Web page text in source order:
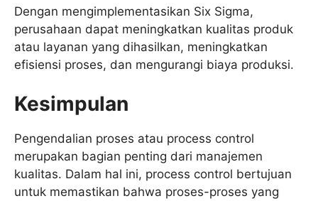
Dengan mengimplementasikan Six Sigma,
perusahaan dapat meningkatkan kualitas produk
atau layanan yang dihasilkan, meningkatkan
efisiensi proses, dan mengurangi biaya produksi.
Kesimpulan
Pengendalian proses atau process control
merupakan bagian penting dari manajemen
kualitas. Dalam hal ini, process control bertujuan
untuk memastikan bahwa proses-proses yang